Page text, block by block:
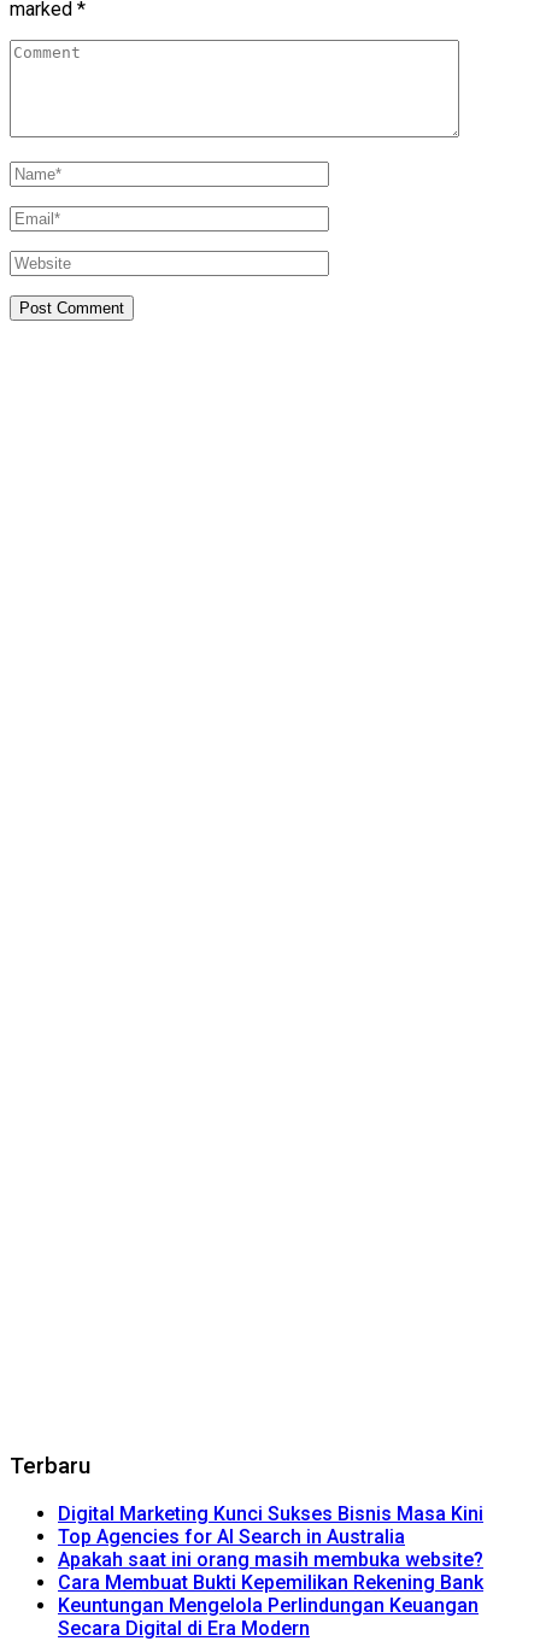
marked *
Terbaru
Digital Marketing Kunci Sukses Bisnis Masa Kini
Top Agencies for AI Search in Australia
Apakah saat ini orang masih membuka website?
Cara Membuat Bukti Kepemilikan Rekening Bank
Keuntungan Mengelola Perlindungan Keuangan
Secara Digital di Era Modern